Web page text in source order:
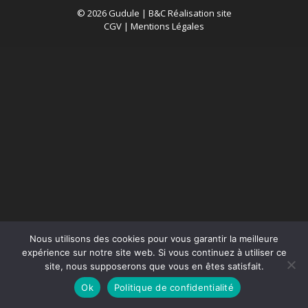
© 2026 Gudule | B&C Réalisation site
CGV | Mentions Légales
Nous utilisons des cookies pour vous garantir la meilleure
expérience sur notre site web. Si vous continuez à utiliser ce
site, nous supposerons que vous en êtes satisfait.
Ok
Politique de confidentialité